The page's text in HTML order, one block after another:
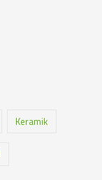
Keramik